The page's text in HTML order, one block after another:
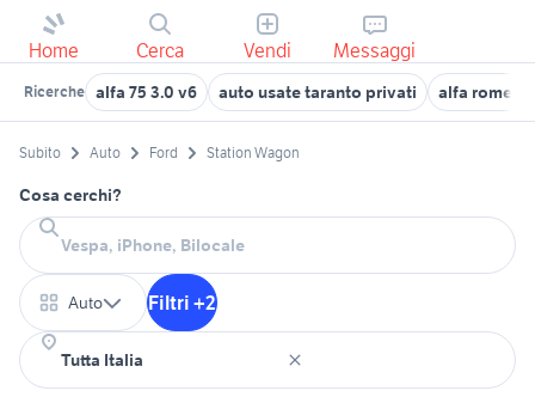
Home Cerca Vendi Messaggi
Ricerche alfa 75 3.0 v6 auto usate taranto privati alfa romeo
Subito Auto Ford Station Wagon
Cosa cerchi?
Auto Filtri +2